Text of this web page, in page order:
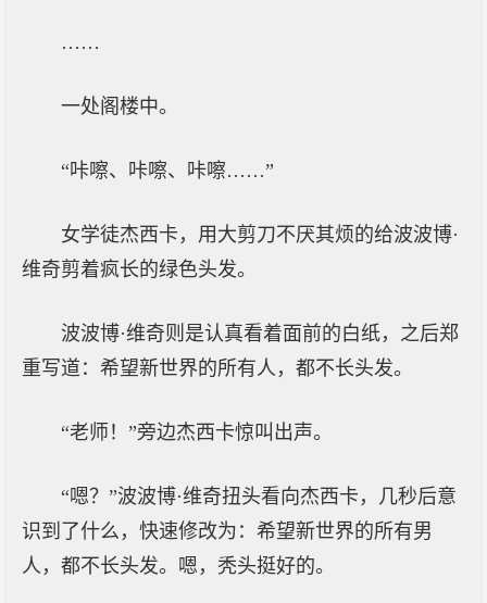
……
一处阁楼中。
“咔嚓、咔嚓、咔嚓……”
女学徒杰西卡，用大剪刀不厌其烦的给波波博·
维奇剪着疯长的绿色头发。
波波博·维奇则是认真看着面前的白纸，之后郑
重写道：希望新世界的所有人，都不长头发。
“老师！”旁边杰西卡惊叫出声。
“嗯？”波波博·维奇扭头看向杰西卡，几秒后意
识到了什么，快速修改为：希望新世界的所有男
人，都不长头发。嗯，秃头挺好的。